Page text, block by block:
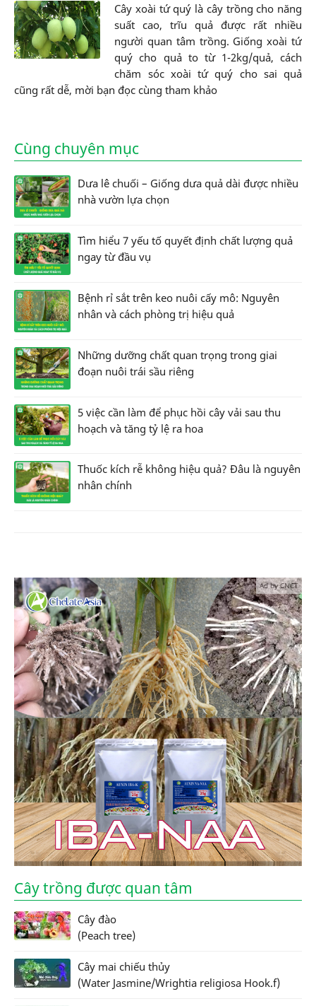
Cây xoài tứ quý là cây trồng cho năng
suất cao, trĩu quả được rất nhiều
người quan tâm trồng. Giống xoài tứ
quý cho quả to từ 1-2kg/quả, cách
chăm sóc xoài tứ quý cho sai quả
cũng rất dễ, mời bạn đọc cùng tham khảo
Cùng chuyên mục
Dưa lê chuối – Giống dưa quả dài được nhiều
nhà vườn lựa chọn
Tìm hiểu 7 yếu tố quyết định chất lượng quả
ngay từ đầu vụ
Bệnh rỉ sắt trên keo nuôi cấy mô: Nguyên
nhân và cách phòng trị hiệu quả
Những dưỡng chất quan trọng trong giai
đoạn nuôi trái sầu riêng
5 việc cần làm để phục hồi cây vải sau thu
hoạch và tăng tỷ lệ ra hoa
Thuốc kích rễ không hiệu quả? Đâu là nguyên
nhân chính
Ad by CNCT
Cây trồng được quan tâm
Cây đào
(Peach tree)
Cây mai chiếu thủy
(Water Jasmine/Wrightia religiosa Hook.f)